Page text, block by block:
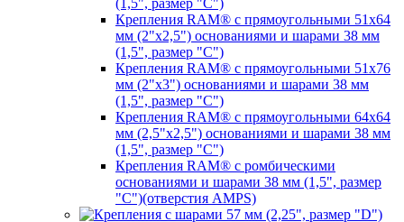
(1,5", размер "C")
Крепления RAM® с прямоугольными 51х64
мм (2"х2,5") основаниями и шарами 38 мм
(1,5", размер "C")
Крепления RAM® с прямоугольными 51х76
мм (2"х3") основаниями и шарами 38 мм
(1,5", размер "C")
Крепления RAM® с прямоугольными 64х64
мм (2,5"х2,5") основаниями и шарами 38 мм
(1,5", размер "C")
Крепления RAM® с ромбическими
основаниями и шарами 38 мм (1,5", размер
"C")(отверстия AMPS)